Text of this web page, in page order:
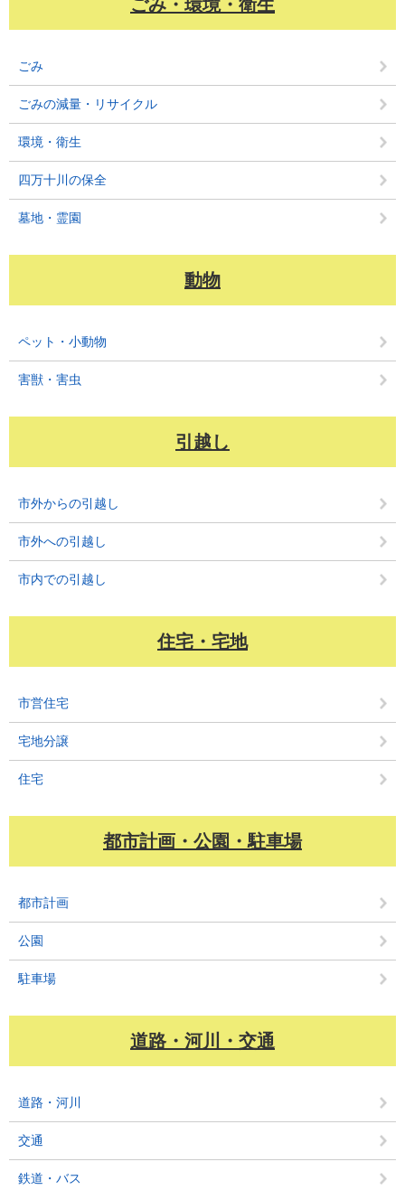
ごみ・環境・衛生
ごみ
ごみの減量・リサイクル
環境・衛生
四万十川の保全
墓地・霊園
動物
ペット・小動物
害獣・害虫
引越し
市外からの引越し
市外への引越し
市内での引越し
住宅・宅地
市営住宅
宅地分譲
住宅
都市計画・公園・駐車場
都市計画
公園
駐車場
道路・河川・交通
道路・河川
交通
鉄道・バス